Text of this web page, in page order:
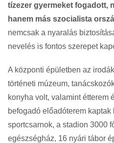
tízezer gyermeket fogadott,
hanem más szocialista
nemcsak a nyaralás
nevelés is fontos szerepet
A központi épületben az
történeti múzeum,
konyha volt, valamint étterem
befogadó előadóterem
sportcsarnok, a stadion 3000
egészségház, 16 nyári tábor